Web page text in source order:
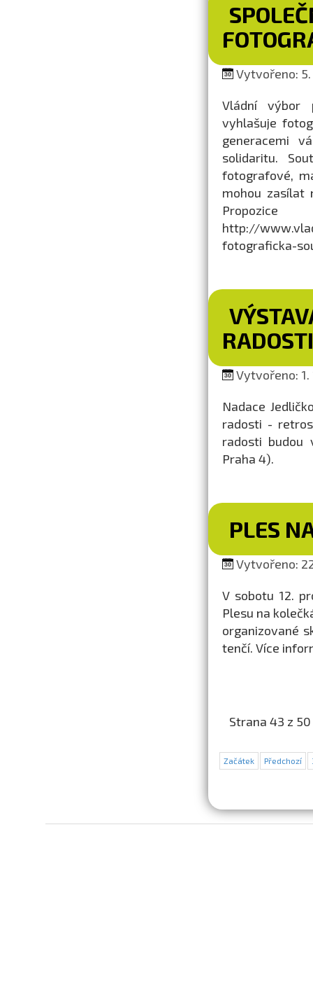
Vytvořeno: 5.
Vládní výbor
vyhlašuje
generacemi
solidaritu.
fotografové,
mohou
http://
fotograficka-
RADOSTI
Vytvořeno: 1.
Nadace
radosti -
radosti budou
Praha 4).
PLES
Vytvořeno:
V sobotu 12.
Plesu na
organizované
tenčí. Více
Strana 43 z 50
Začátek Předchozí